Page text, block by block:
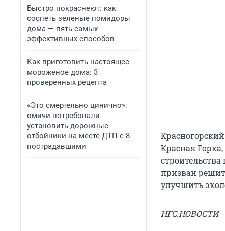
Быстро покраснеют: как
соспеть зеленые помидоры
дома — пять самых
эффективных способов
Как приготовить настоящее
мороженое дома: 3
проверенных рецепта
«Это смертельно цинично»:
омичи потребовали
установить дорожные
отбойники на месте ДТП с 8
пострадавшими
Красная
призван
улучшить
НГС.НОВОСТИ